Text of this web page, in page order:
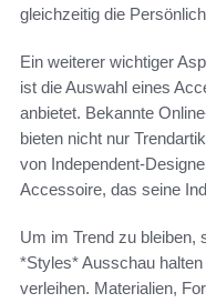
gleichzeitig die
Ein weiterer wichtiger
ist die Auswahl eines
anbietet. Bekannte
bieten nicht nur
von Independent-
Accessoire, das seine
Um im Trend zu bleiben,
*Styles* Ausschau
verleihen. Materialien,